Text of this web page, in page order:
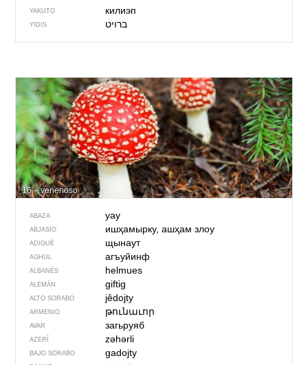
YAKUTO килиэп
YIDIS ברויט
16 – venenoso
ABAZA уау
ABJASIO ишҳамырку, ашҳам злоу
ADIGUÉ щынаут
AGHUL агъуйинф
ALBANÉS helmues
ALEMÁN giftig
ALTO SORABO jědojty
ARMENIO թունաւոր
AVAR загьруяб
AZERÍ zəhərli
BAJO SORABO gadojty